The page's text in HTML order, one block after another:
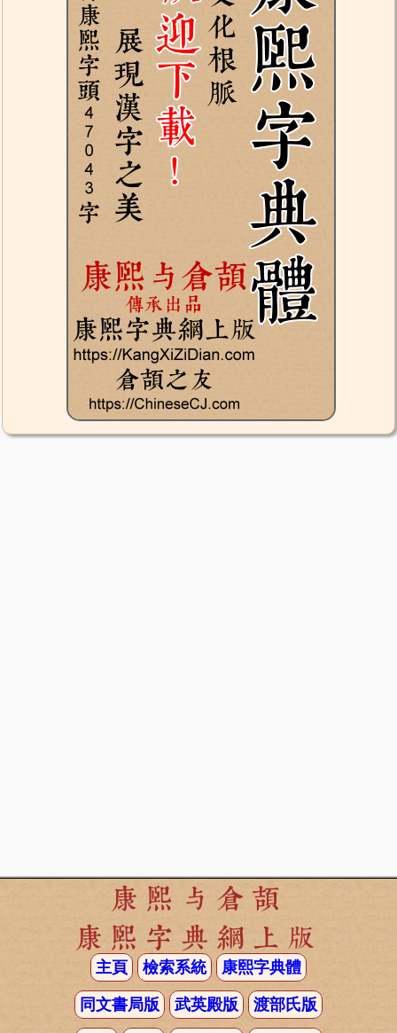
康熙与倉頡
康熙字典網上版
主頁 檢索系統 康熙字典體
同文書局版 武英殿版 渡部氏版